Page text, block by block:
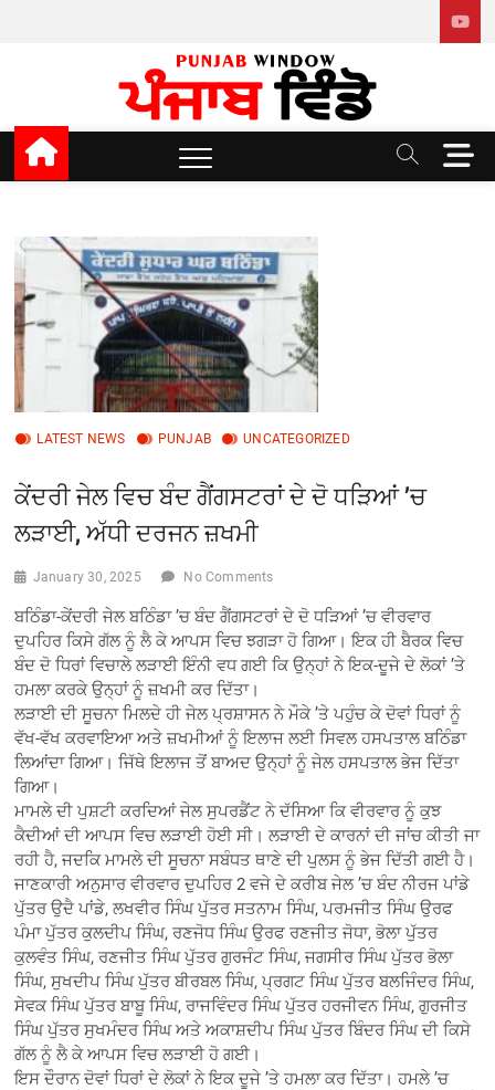
Punjab window
M
e
LATEST NEWS PUNJAB UNCATEGORIZED
ਕੇਂਦਰੀ ਜੇਲ ਵਿਚ ਬੰਦ ਗੈਂਗਸਟਰਾਂ ਦੇ ਦੋ ਧੜਿਆਂ ’ਚ
ਲੜਾਈ, ਅੱਧੀ ਦਰਜਨ ਜ਼ਖਮੀ
January 30, 2025 No Comments
ਬਠਿੰਡਾ-ਕੇਂਦਰੀ ਜੇਲ ਬਠਿੰਡਾ ’ਚ ਬੰਦ ਗੈਂਗਸਟਰਾਂ ਦੇ ਦੋ ਧੜਿਆਂ ’ਚ ਵੀਰਵਾਰ
ਦੁਪਹਿਰ ਕਿਸੇ ਗੱਲ ਨੂੰ ਲੈ ਕੇ ਆਪਸ ਵਿਚ ਝਗੜਾ ਹੋ ਗਿਆ। ਇਕ ਹੀ ਬੈਰਕ ਵਿਚ
ਬੰਦ ਦੋ ਧਿਰਾਂ ਵਿਚਾਲੇ ਲੜਾਈ ਇੰਨੀ ਵਧ ਗਈ ਕਿ ਉਨ੍ਹਾਂ ਨੇ ਇਕ-ਦੂਜੇ ਦੇ ਲੋਕਾਂ ’ਤੇ
ਹਮਲਾ ਕਰਕੇ ਉਨ੍ਹਾਂ ਨੂੰ ਜ਼ਖਮੀ ਕਰ ਦਿੱਤਾ।
ਲੜਾਈ ਦੀ ਸੂਚਨਾ ਮਿਲਦੇ ਹੀ ਜੇਲ ਪ੍ਰਸ਼ਾਸਨ ਨੇ ਮੌਕੇ ’ਤੇ ਪਹੁੰਚ ਕੇ ਦੋਵਾਂ ਧਿਰਾਂ ਨੂੰ
ਵੱਖ-ਵੱਖ ਕਰਵਾਇਆ ਅਤੇ ਜ਼ਖਮੀਆਂ ਨੂੰ ਇਲਾਜ ਲਈ ਸਿਵਲ ਹਸਪਤਾਲ ਬਠਿੰਡਾ
ਲਿਆਂਦਾ ਗਿਆ। ਜਿੱਥੇ ਇਲਾਜ ਤੋਂ ਬਾਅਦ ਉਨ੍ਹਾਂ ਨੂੰ ਜੇਲ ਹਸਪਤਾਲ ਭੇਜ ਦਿੱਤਾ
ਗਿਆ।
ਮਾਮਲੇ ਦੀ ਪੁਸ਼ਟੀ ਕਰਦਿਆਂ ਜੇਲ ਸੁਪਰਡੈਂਟ ਨੇ ਦੱਸਿਆ ਕਿ ਵੀਰਵਾਰ ਨੂੰ ਕੁਝ
ਕੈਦੀਆਂ ਦੀ ਆਪਸ ਵਿਚ ਲੜਾਈ ਹੋਈ ਸੀ। ਲੜਾਈ ਦੇ ਕਾਰਨਾਂ ਦੀ ਜਾਂਚ ਕੀਤੀ ਜਾ
ਰਹੀ ਹੈ, ਜਦਕਿ ਮਾਮਲੇ ਦੀ ਸੂਚਨਾ ਸਬੰਧਤ ਥਾਣੇ ਦੀ ਪੁਲਸ ਨੂੰ ਭੇਜ ਦਿੱਤੀ ਗਈ ਹੈ।
ਜਾਣਕਾਰੀ ਅਨੁਸਾਰ ਵੀਰਵਾਰ ਦੁਪਹਿਰ 2 ਵਜੇ ਦੇ ਕਰੀਬ ਜੇਲ ’ਚ ਬੰਦ ਨੀਰਜ ਪਾਂਡੇ
ਪੁੱਤਰ ਉਦੈ ਪਾਂਡੇ, ਲਖਵੀਰ ਸਿੰਘ ਪੁੱਤਰ ਸਤਨਾਮ ਸਿੰਘ, ਪਰਮਜੀਤ ਸਿੰਘ ਉਰਫ
ਪੰਮਾ ਪੁੱਤਰ ਕੁਲਦੀਪ ਸਿੰਘ, ਰਣਜੋਧ ਸਿੰਘ ਉਰਫ ਰਣਜੀਤ ਜੋਧਾ, ਭੋਲਾ ਪੁੱਤਰ
ਕੁਲਵੰਤ ਸਿੰਘ, ਰਣਜੀਤ ਸਿੰਘ ਪੁੱਤਰ ਗੁਰਜੰਟ ਸਿੰਘ, ਜਗਸੀਰ ਸਿੰਘ ਪੁੱਤਰ ਭੋਲਾ
ਸਿੰਘ, ਸੁਖਦੀਪ ਸਿੰਘ ਪੁੱਤਰ ਬੀਰਬਲ ਸਿੰਘ, ਪ੍ਰਗਟ ਸਿੰਘ ਪੁੱਤਰ ਬਲਜਿੰਦਰ ਸਿੰਘ,
ਸੇਵਕ ਸਿੰਘ ਪੁੱਤਰ ਬਾਬੂ ਸਿੰਘ, ਰਾਜਵਿੰਦਰ ਸਿੰਘ ਪੁੱਤਰ ਹਰਜੀਵਨ ਸਿੰਘ, ਗੁਰਜੀਤ
ਸਿੰਘ ਪੁੱਤਰ ਸੁਖਮੰਦਰ ਸਿੰਘ ਅਤੇ ਅਕਾਸ਼ਦੀਪ ਸਿੰਘ ਪੁੱਤਰ ਬਿੰਦਰ ਸਿੰਘ ਦੀ ਕਿਸੇ
ਗੱਲ ਨੂੰ ਲੈ ਕੇ ਆਪਸ ਵਿਚ ਲੜਾਈ ਹੋ ਗਈ।
ਇਸ ਦੌਰਾਨ ਦੋਵਾਂ ਧਿਰਾਂ ਦੇ ਲੋਕਾਂ ਨੇ ਇਕ ਦੂਜੇ ’ਤੇ ਹਮਲਾ ਕਰ ਦਿੱਤਾ। ਹਮਲੇ ’ਚ